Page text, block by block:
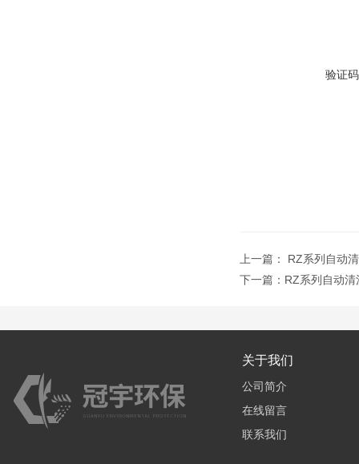
验证
上一篇： RZ系列自动
下一篇： RZ系列自动
关于我们
公司简介
在线留言
联系我们